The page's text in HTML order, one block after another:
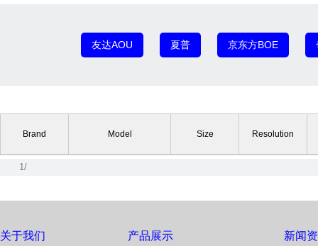
友达AOU 夏普 京东方BOE
Brand Model Size Resolution
1/
关于我们 产品展示 新闻